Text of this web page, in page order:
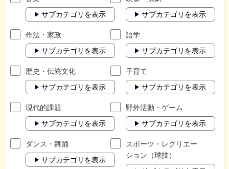
サブカテゴリを表示
サブカテゴリを表示
作法・家政
サブカテゴリを表示
語学
サブカテゴリを表示
歴史・伝統文化
サブカテゴリを表示
子育て
サブカテゴリを表示
現代的課題
サブカテゴリを表示
野外活動・ゲーム
サブカテゴリを表示
ダンス・舞踊
サブカテゴリを表示
スポーツ・レクリエー
ション（球技）